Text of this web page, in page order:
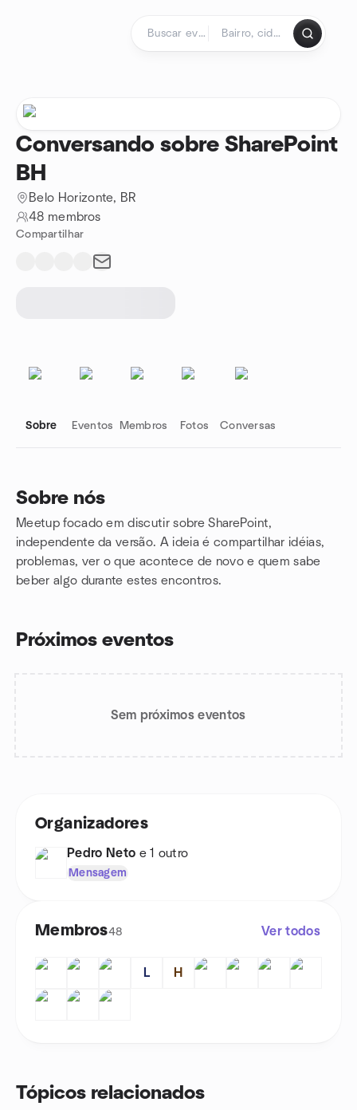
Conversando sobre SharePoint
BH
Belo Horizonte, BR
48 membros
Compartilhar
Sobre Eventos Membros Fotos Conversas
Sobre nós
Meetup focado em discutir sobre SharePoint,
independente da versão. A ideia é compartilhar idéias,
problemas, ver o que acontece de novo e quem sabe
beber algo durante estes encontros.
Próximos eventos
Sem próximos eventos
Links do grupo
Organizadores
Pedro Neto e 1 outro
Mensagem
Membros48 Ver todos
L H
Tópicos relacionados